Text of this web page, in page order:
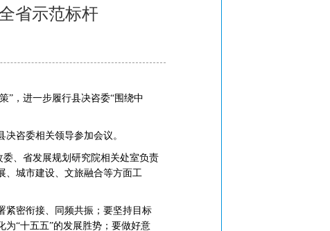
省示范标杆
”，进一步履行县决咨委“围绕中
咨委相关领导参加会议。
、省发展规划研究院相关处室负责
、城市建设、文旅融合等方面工
密衔接、同频共振；要坚持目标
“十五五”的发展胜势；要做好意